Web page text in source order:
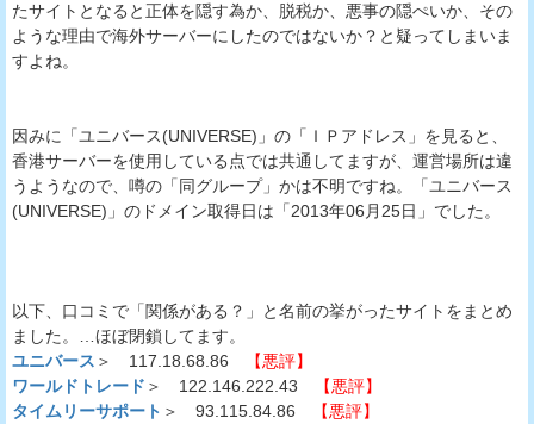
たサイトとなると正体を隠す為か、脱税か、悪事の隠ぺいか、その
ような理由で海外サーバーにしたのではないか？と疑ってしまいま
すよね。
因みに「ユニバース(UNIVERSE)」の「ＩＰアドレス」を見ると、
香港サーバーを使用している点では共通してますが、運営場所は違
うようなので、噂の「同グループ」かは不明ですね。「ユニバース
(UNIVERSE)」のドメイン取得日は「2013年06月25日」でした。
以下、口コミで「関係がある？」と名前の挙がったサイトをまとめ
ました。…ほぼ閉鎖してます。
ユニバース ＞ 117.18.68.86
【悪評】
ワールドトレード ＞ 122.146.222.43
【悪評】
タイムリーサポート ＞ 93.115.84.86
【悪評】